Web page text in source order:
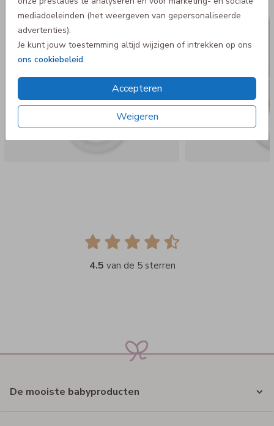
mediadoeleinden (het weergeven van gepersonaliseerde
advertenties).
Je kunt jouw toestemming altijd wijzigen of intrekken op ons
ons cookiebeleid.
Accepteren
Weigeren
4.5 van de 5 sterren
De mooiste babyproducten